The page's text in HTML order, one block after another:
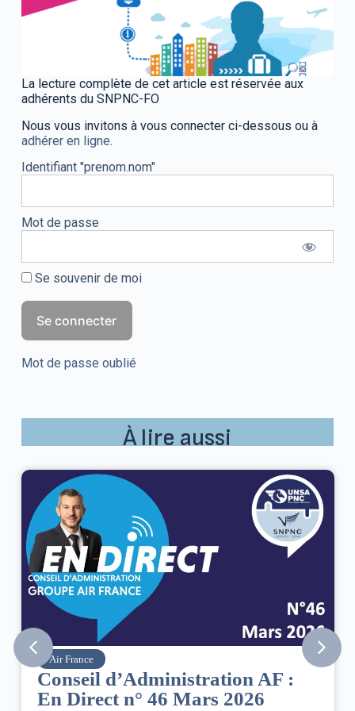
La lecture complète de cet article est réservée aux
adhérents du SNPNC-FO
Nous vous invitons à vous connecter ci-dessous ou à
adhérer en ligne.
Identifiant "prenom.nom"
Mot de passe
Se souvenir de moi
Mot de passe oublié
À lire aussi
Air France
Conseil d’Administration AF :
En Direct n° 46 Mars 2026